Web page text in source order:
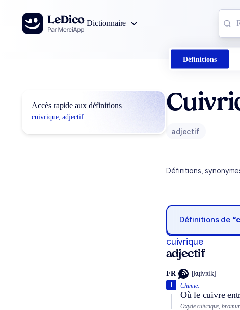
Aller au contenu
Dictionnaire
Définitions
Accès rapide aux définitions
cuivrique, adjectif
adjectif
Définitions,
Définitions de
cuivrique
adjectif
FR [kɥivʀik]
Chimie.
Où le cuivre
1
Oxyde cuivrique,